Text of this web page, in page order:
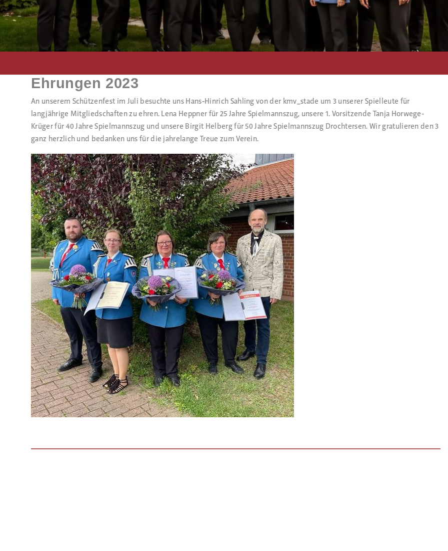
Ehrungen 2023
An unserem Schützenfest im Juli besuchte uns Hans-Hinrich Sahling von der kmv_stade um 3 unserer Spielleute für
langjährige Mitgliedschaften zu ehren. Lena Heppner für 25 Jahre Spielmannszug, unsere 1. Vorsitzende Tanja Horwege-
Krüger für 40 Jahre Spielmannszug und unsere Birgit Helberg für 50 Jahre Spielmannszug Drochtersen. Wir gratulieren den 3
ganz herzlich und bedanken uns für die jahrelange Treue zum Verein.